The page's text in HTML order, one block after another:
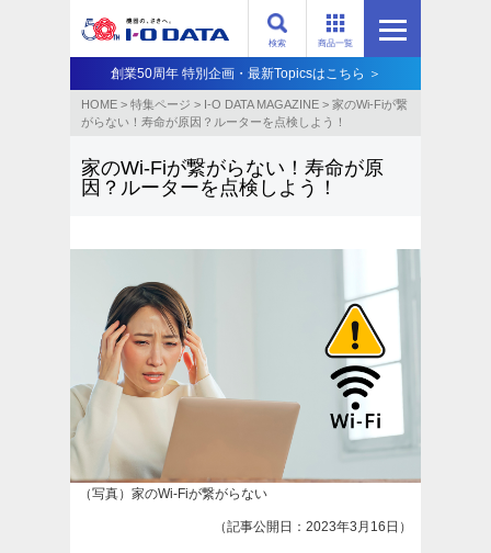
商品一覧
検索
創業50周年 特別企画・最新Topicsはこちら ＞
HOME > 特集ページ > I-O DATA MAGAZINE > 家のWi-Fiが繋
がらない！寿命が原因？ルーターを点検しよう！
家のWi-Fiが繋がらない！寿命が原
因？ルーターを点検しよう！
（写真）家のWi-Fiが繋がらない
（記事公開日：2023年3月16日）